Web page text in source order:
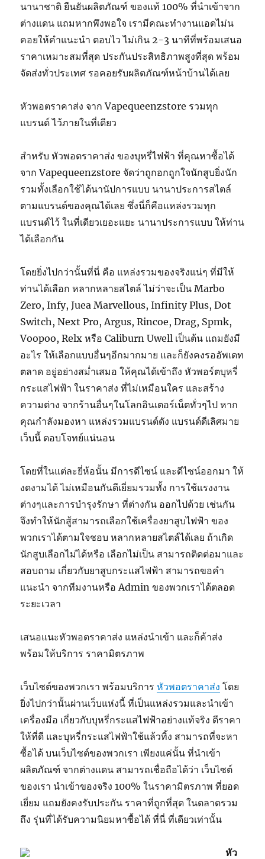
นานาชาติ ยืนยันผลิตภัณฑ์ ของแท้ 100% ที่นำเข้าจาก
ต่างแดน แถมหากพึงพอใจ เรามีคณะทำงานแอดไม่น
คอยให้คำแนะนำ ตอบไว ไม่เกิน 2-3 นาทีที่พร้อมเสนอ
ราคาเหมาะสมที่สุด ประกันประสิทธิภาพสูงที่สุด พร้อม
จัดส่งทั่วประเทศ รอคอยรับผลิตภัณฑ์หน้าบ้านได้เลย
หัวพอตราคาส่ง จาก Vapequeenzstore รวมทุก
แบรนด์ ไว้ภายในที่เดียว
สำหรับ หัวพอตราคาส่ง ของบุหรี่ไฟฟ้า ที่คุณหาซื้อได้
จาก Vapequeenzstore จัดว่าถูกอกถูกใจนักสูบยิ่งนัก
รวมทั้งเลือกใช้ได้นานัปการแบบ นานาประการสไตล์
ตามแบรนด์ของคุณได้เลย ซึ่งนี่ก็คือแหล่งรวมทุก
แบรนด์ไว้ ในที่เดียวเยอะแยะ นานาประการแบบ ให้ท่าน
ได้เลือกกัน
โดยยิ่งไปกว่านั้นที่นี่ คือ แหล่งรวมของจริงแน่ๆ ที่มีให้
ท่านได้เลือก หลากหลายสไตล์ ไม่ว่าจะเป็น Marbo
Zero, Infy, Juea Marvellous, Infinity Plus, Dot
Switch, Next Pro, Argus, Rincoe, Drag, Spmk,
Voopoo, Relx หรือ Caliburn Uwell เป็นต้น แถมยังมี
อะไร ให้เลือกแบบอื่นๆอีกมากมาย และก็ยังคงรออัพเดท
ตลาด อยู่อย่างสม่ำเสมอ ให้คุณได้เข้าถึง หัวพอร์ตบุหรี่
กระแสไฟฟ้า ในราคาส่ง ที่ไม่เหมือนใคร และสร้าง
ความต่าง จากร้านอื่นๆในโลกอินเตอร์เน็ตทั่วๆไป หาก
คุณกำลังมองหา แหล่งรวมแบรนด์ดัง แบรนด์ดีเลิศมาย
เว็บนี้ ตอบโจทย์แน่นอน
โดยที่ในแต่ละยี่ห้อนั้น มีการดีไซน์ และดีไซน์ออกมา ให้
งดงามได้ ไม่เหมือนกันดีเยี่ยมรวมทั้ง การใช้แรงงาน
ต่างๆและการบำรุงรักษา ที่ต่างกัน ออกไปด้วย เช่นกัน
จึงทำให้นักสู้สามารถเลือกใช้เครื่องยาสูบไฟฟ้า ของ
พวกเราได้ตามใจชอบ หลากหลายสไตล์ได้เลย ถ้าเกิด
นักสูบเลือกไม่ได้หรือ เลือกไม่เป็น สามารถติดต่อมาและ
สอบถาม เกี่ยวกับยาสูบกระแสไฟฟ้า สามารถขอคำ
แนะนำ จากทีมงานหรือ Admin ของพวกเราได้ตลอด
ระยะเวลา
เสนอแนะหัวพอตราคาส่ง แหล่งนำเข้า และก็ค้าส่ง
พร้อมให้บริการ ราคามิตรภาพ
เว็บไซต์ของพวกเรา พร้อมบริการหัวพอตราคาส่ง โดย
ยิ่งไปกว่านั้นผ่านเว็บแห่งนี้ ที่เป็นแหล่งรวมและนำเข้า
เครื่องมือ เกี่ยวกับบุหรี่กระแสไฟฟ้าอย่างแท้จริง ตีราคา
ให้ที่ดี และบุหรี่กระแสไฟฟ้าใช้แล้วทิ้ง สามารถที่จะหา
ซื้อได้ บนเว็บไซต์ของพวกเรา เพียงแค่นั้น ที่นำเข้า
ผลิตภัณฑ์ จากต่างแดน สามารถเชื่อถือได้ว่า เว็บไซต์
ของเรา นำเข้าของจริง 100% ในราคามิตรภาพ ที่ยอด
เยี่ยม แถมยังคงรับประกัน ราคาที่ถูกที่สุด ในตลาดรวม
ถึง รุ่นที่ได้รับความนิยมหาซื้อได้ ที่นี่ ที่เดียวเท่านั้น
หัว